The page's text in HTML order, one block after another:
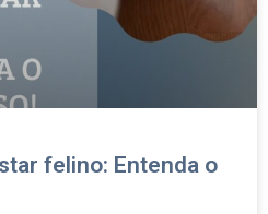
felino: Entenda o